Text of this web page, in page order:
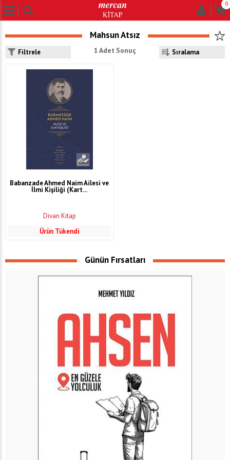
0
Mahsun Atsız
Filtrele 1 Adet Sonuç
Babanzade Ahmed Naim Ailesi ve
İlmi Kişiliği (Kart...
Divan Kitap
Ürün Tükendi
Günün Fırsatları